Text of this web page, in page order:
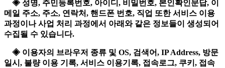
◈ 성명, 주민등록번호, 아이디, 비밀번호, 본인확인문답, 이
메일 주소, 주소, 연락처, 핸드폰 번호, 직업 또한 서비스 이용
과정이나 사업 처리 과정에서 아래와 같은 정보들이 생성되어
수집될 수 있습니다.
◈ 이용자의 브라우저 종류 및 OS, 검색어, IP Address, 방문
일시, 불량 이용 기록, 서비스 이용기록, 접속로그, 쿠키, 접속